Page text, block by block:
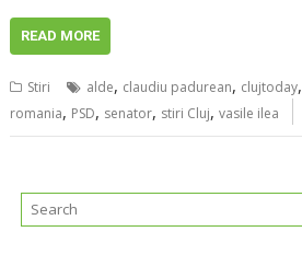
READ MORE
Stiri alde, claudiu padurean, clujtoday,
romania, PSD, senator, stiri Cluj,vasile ilea